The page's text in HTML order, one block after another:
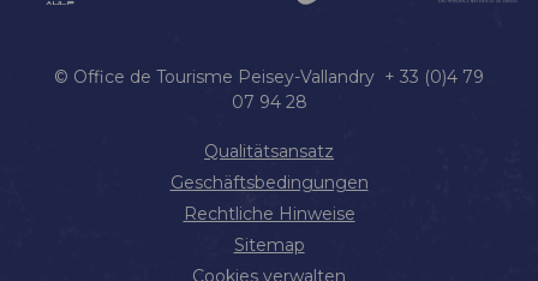
© Office de Tourisme Peisey-Vallandry + 33 (0)4 79
07 94 28
Qualitätsansatz
Geschäftsbedingungen
Rechtliche Hinweise
Sitemap
Cookies verwalten